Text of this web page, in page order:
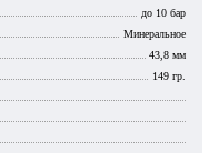
до 10 бар
Минеральное
43,8 мм
149 гр.